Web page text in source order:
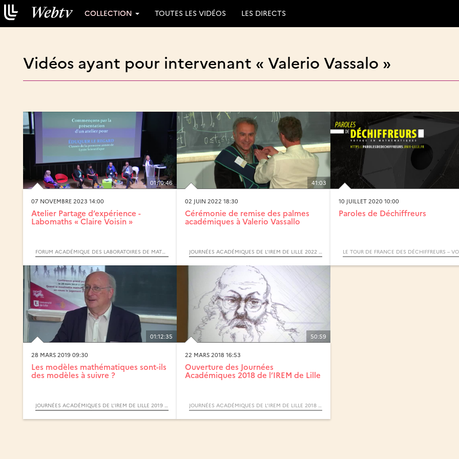
COLLECTION TOUTES LES VIDÉOS LES DIRECTS
Vidéos ayant pour intervenant « Valerio Vassalo »
01:10:46
07 NOVEMBRE 2023 14:00
Atelier Partage d’expérience -
Labomaths « Claire Voisin »
FORUM ACADÉMIQUE DES LABORATOIRES DE MATHÉMATIQUES
41:03
02 JUIN 2022 18:30
Cérémonie de remise des palmes
académiques à Valerio Vassallo
JOURNÉES ACADÉMIQUES DE L’IREM DE LILLE 2022 : ÉDUQUER LE REGARD : CROISEMENTS ENTRE ART ET MATHÉMATIQUES
10 JUILLET 2020 10:00
Paroles de Déchiffreurs
01:12:35
28 MARS 2019 09:30
Les modèles mathématiques sont-ils
des modèles à suivre ?
JOURNÉES ACADÉMIQUES DE L’IREM DE LILLE 2019 : MATHÉMATIQUES ET SOCIÉTÉ - MODÉLISER, PRÉDIRE, DÉCIDER
50:59
22 MARS 2018 16:53
Ouverture des Journées
Académiques 2018 de l’IREM de Lille
JOURNÉES ACADÉMIQUES DE L’IREM DE LILLE 2018 : HORIZONS MATHÉMATIQUES EN L’HONNEUR DE RUDOLF BKOUCHE